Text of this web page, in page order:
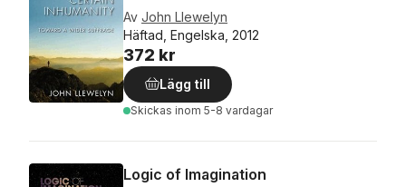
Av John Llewelyn
Häftad, Engelska, 2012
372 kr
Lägg till
Skickas inom 5-8 vardagar
Logic of Imagination